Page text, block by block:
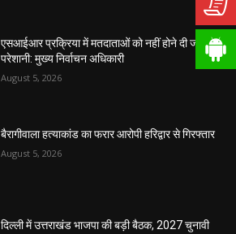
एसआईआर प्रक्रिया में मतदाताओं को नहीं होने दी जाएगी
परेशानी: मुख्य निर्वाचन अधिकारी
August 5, 2026
बैरागीवाला हत्याकांड का फरार आरोपी हरिद्वार से गिरफ्तार
August 5, 2026
दिल्ली में उत्तराखंड भाजपा की बड़ी बैठक, 2027 चुनावी